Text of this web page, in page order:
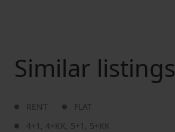
Similar listings
RENT
FLAT
4+1 , 4+KK, 5+1 , 5+KK